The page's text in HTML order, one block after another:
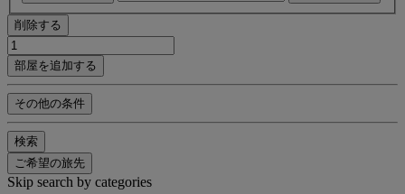
削除する
部屋を追加する
その他の条件
検索
ご希望の旅先
Skip search by categories